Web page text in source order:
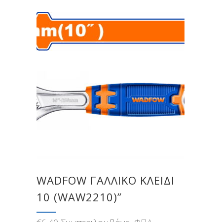
WADFOW ΓΑΛΛΙΚΟ ΚΛΕΙΔΙ
10 (WAW2210)”